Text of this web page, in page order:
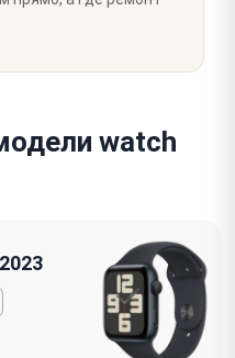
watch